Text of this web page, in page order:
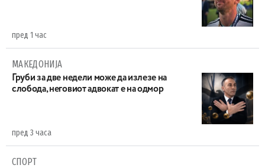
пред 1 час
МАКЕДОНИЈА
Груби за две недели може да излезе на
слобода, неговиот адвокат е на одмор
пред 3 часа
СПОРТ